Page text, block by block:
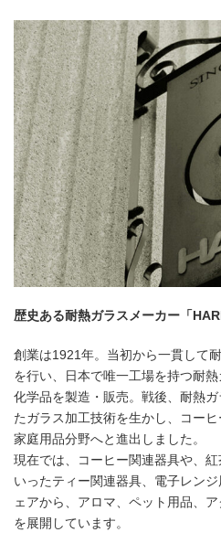
歴史ある耐熱ガラスメーカー「
創業は1921年。当初から一貫して
を行い、日本で唯一工場を持つ耐
化学品を製造・販売。戦後、耐熱
たガラス加工技術を生かし、コーヒ
家庭用品分野へと進出しました。
現在では、コーヒー関連器具や、
いったティー関連器具、電子レン
ェアから、アロマ、ペット用品、
を展開しています。